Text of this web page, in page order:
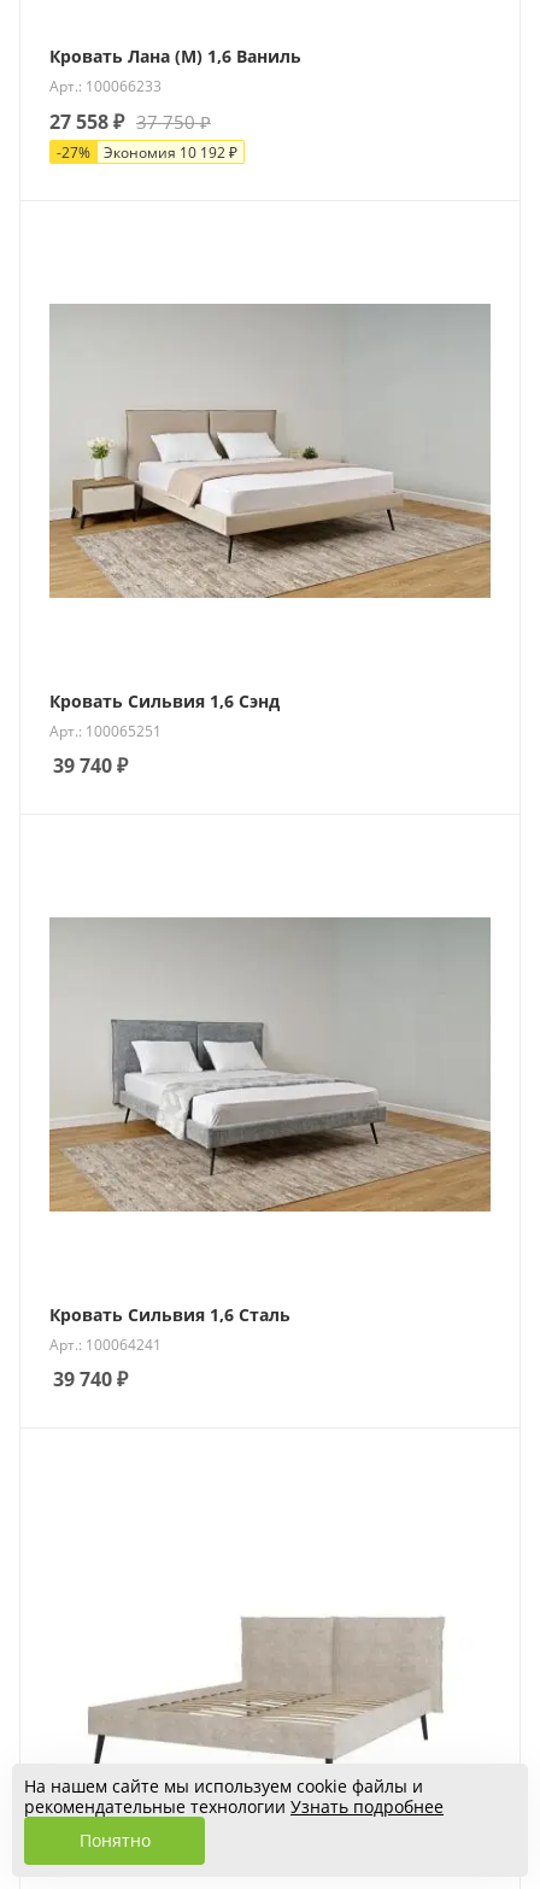
Кровать Лана (М) 1,6 Ваниль
Арт.: 100066233
27 558₽ 37 750₽
-27% Экономия 10 192₽
Кровать Сильвия 1,6 Сэнд
Арт.: 100065251
39 740₽
Кровать Сильвия 1,6 Сталь
Арт.: 100064241
39 740₽
На нашем сайте мы используем cookie файлы и
рекомендательные технологии Узнать подробнее
Понятно